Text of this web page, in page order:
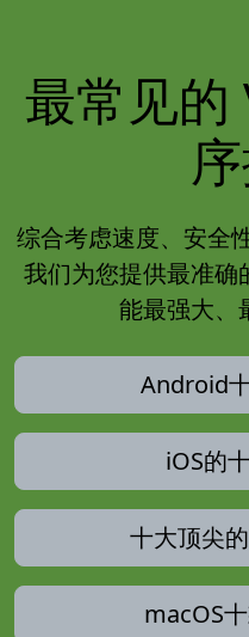
最常见的
综合考虑速度、安全
我们为您提供最准确
能最强大、
Android
iOS的
十大顶尖
macOS